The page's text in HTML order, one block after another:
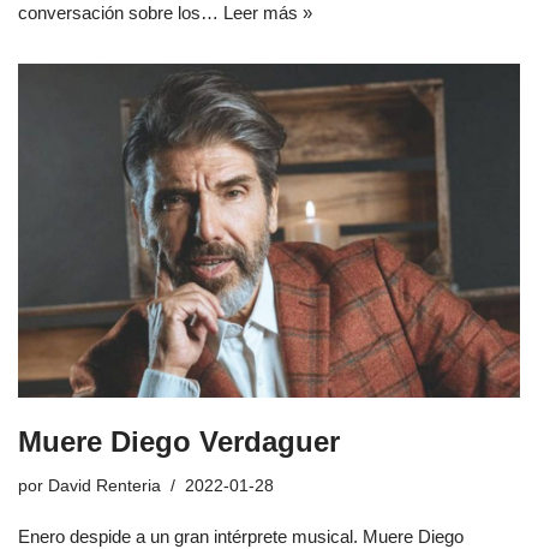
conversación sobre los… Leer más »
Muere Diego Verdaguer
por David Renteria 2022-01-28
Enero despide a un gran intérprete musical. Muere Diego